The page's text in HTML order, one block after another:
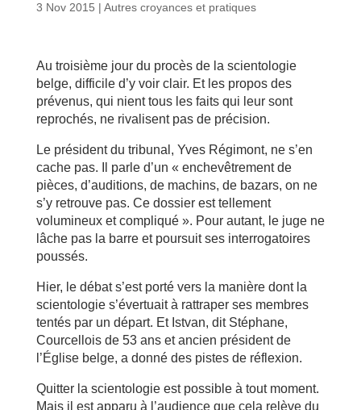
3 Nov 2015 | Autres croyances et pratiques
Au troisième jour du procès de la scientologie
belge, difficile d’y voir clair. Et les propos des
prévenus, qui nient tous les faits qui leur sont
reprochés, ne rivalisent pas de précision.
Le président du tribunal, Yves Régimont, ne s’en
cache pas. Il parle d’un « enchevêtrement de
pièces, d’auditions, de machins, de bazars, on ne
s’y retrouve pas. Ce dossier est tellement
volumineux et compliqué ». Pour autant, le juge ne
lâche pas la barre et poursuit ses interrogatoires
poussés.
Hier, le débat s’est porté vers la manière dont la
scientologie s’évertuait à rattraper ses membres
tentés par un départ. Et Istvan, dit Stéphane,
Courcellois de 53 ans et ancien président de
l’Église belge, a donné des pistes de réflexion.
Quitter la scientologie est possible à tout moment.
Mais il est apparu à l’audience que cela relève du